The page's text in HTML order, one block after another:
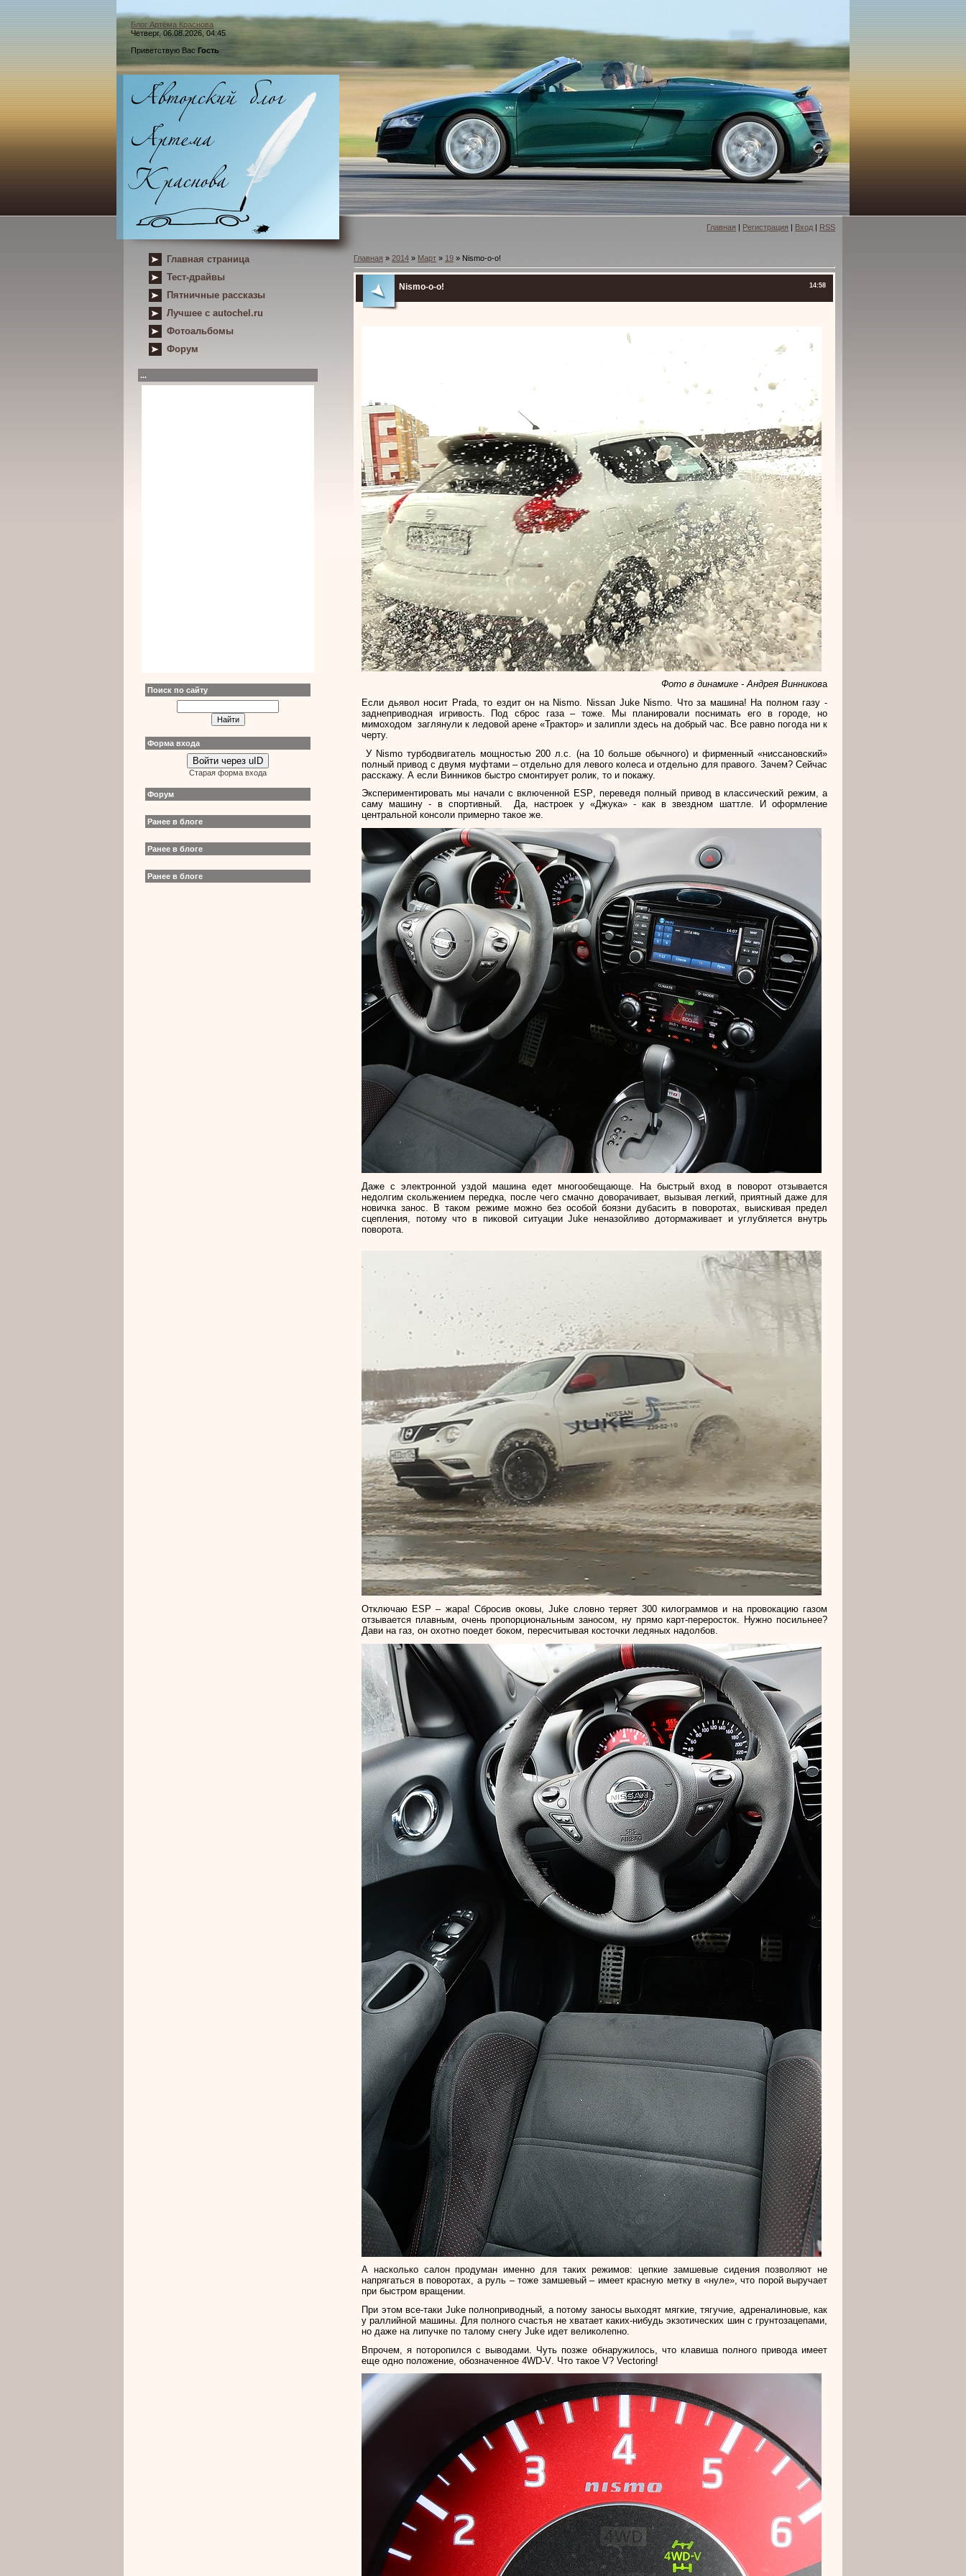
Блог Артёма Краснова
Четверг, 06.08.2026, 04:45
Приветствую Вас Гость
Главная | Регистрация | Вход | RSS
Главная страница
Тест-драйвы
Пятничные рассказы
Лучшее с autochel.ru
Фотоальбомы
Форум
...
Поиск по сайту
Форма входа
Войти через uID
Старая форма входа
Форум
Ранее в блоге
Ранее в блоге
Ранее в блоге
Главная » 2014 » Март » 19 » Nismo-o-o!
14:58
Nismo-o-o!
Фото в динамике - Андрея Винникова
Если дьявол носит Prada, то ездит он на Nismo . Nissan Juke Nismo. Что за машина! На полном газу -
заднеприводная игривость. Под сброс газа – тоже. Мы планировали поснимать его в городе, но
мимоходом заглянули к ледовой арене «Трактор» и залипли здесь на добрый час. Все равно погода ни к
черту.
У Nismo турбодвигатель мощностью 200 л.с. (на 10 больше обычного) и фирменный «ниссановский»
полный привод с двумя муфтами – отдельно для левого колеса и отдельно для правого. Зачем? Сейчас
расскажу. А если Винников быстро смонтирует ролик, то и покажу.
Экспериментировать мы начали с включенной ESP, переведя полный привод в классический режим, а
саму машину - в спортивный.
Да, настроек у «Джука» - как в звездном шаттле. И оформление
центральной консоли примерно такое же.
Даже с электронной уздой машина едет многообещающе. На быстрый вход в поворот отзывается
недолгим скольжением передка, после чего смачно доворачивает, вызывая легкий, приятный даже для
новичка занос. В таком режиме можно без особой боязни дубасить в поворотах, выискивая предел
сцепления, потому что в пиковой ситуацииJuke неназойливо дотормаживает и углубляется внутрь
поворота.
Отключаю ESP – жара! Сбросив оковы,Juke словно теряет 300 килограммов и на провокацию газом
отзывается плавным, очень пропорциональным заносом, ну прямо карт-переросток. Нужно посильнее?
Дави на газ, он охотно поедет боком, пересчитывая косточки ледяных надолбов.
А насколько салон продуман именно для таких режимов: цепкие замшевые сидения позволяют не
напрягаться в поворотах, а руль – тоже замшевый – имеет красную метку в «нуле», что порой выручает
при быстром вращении.
При этом все-таки Juke полноприводный, а потому заносы выходят мягкие, тягучие, адреналиновые, как
у раллийной машины. Для полного счастья не хватает каких-нибудь экзотических шин с грунтозацепами,
но даже на липучке по талому снегу Juke идет великолепно.
Впрочем, я поторопился с выводами. Чуть позже обнаружилось, что клавиша полного привода имеет
еще одно положение, обозначенное 4WD-V . Что такое V? Vectoring!